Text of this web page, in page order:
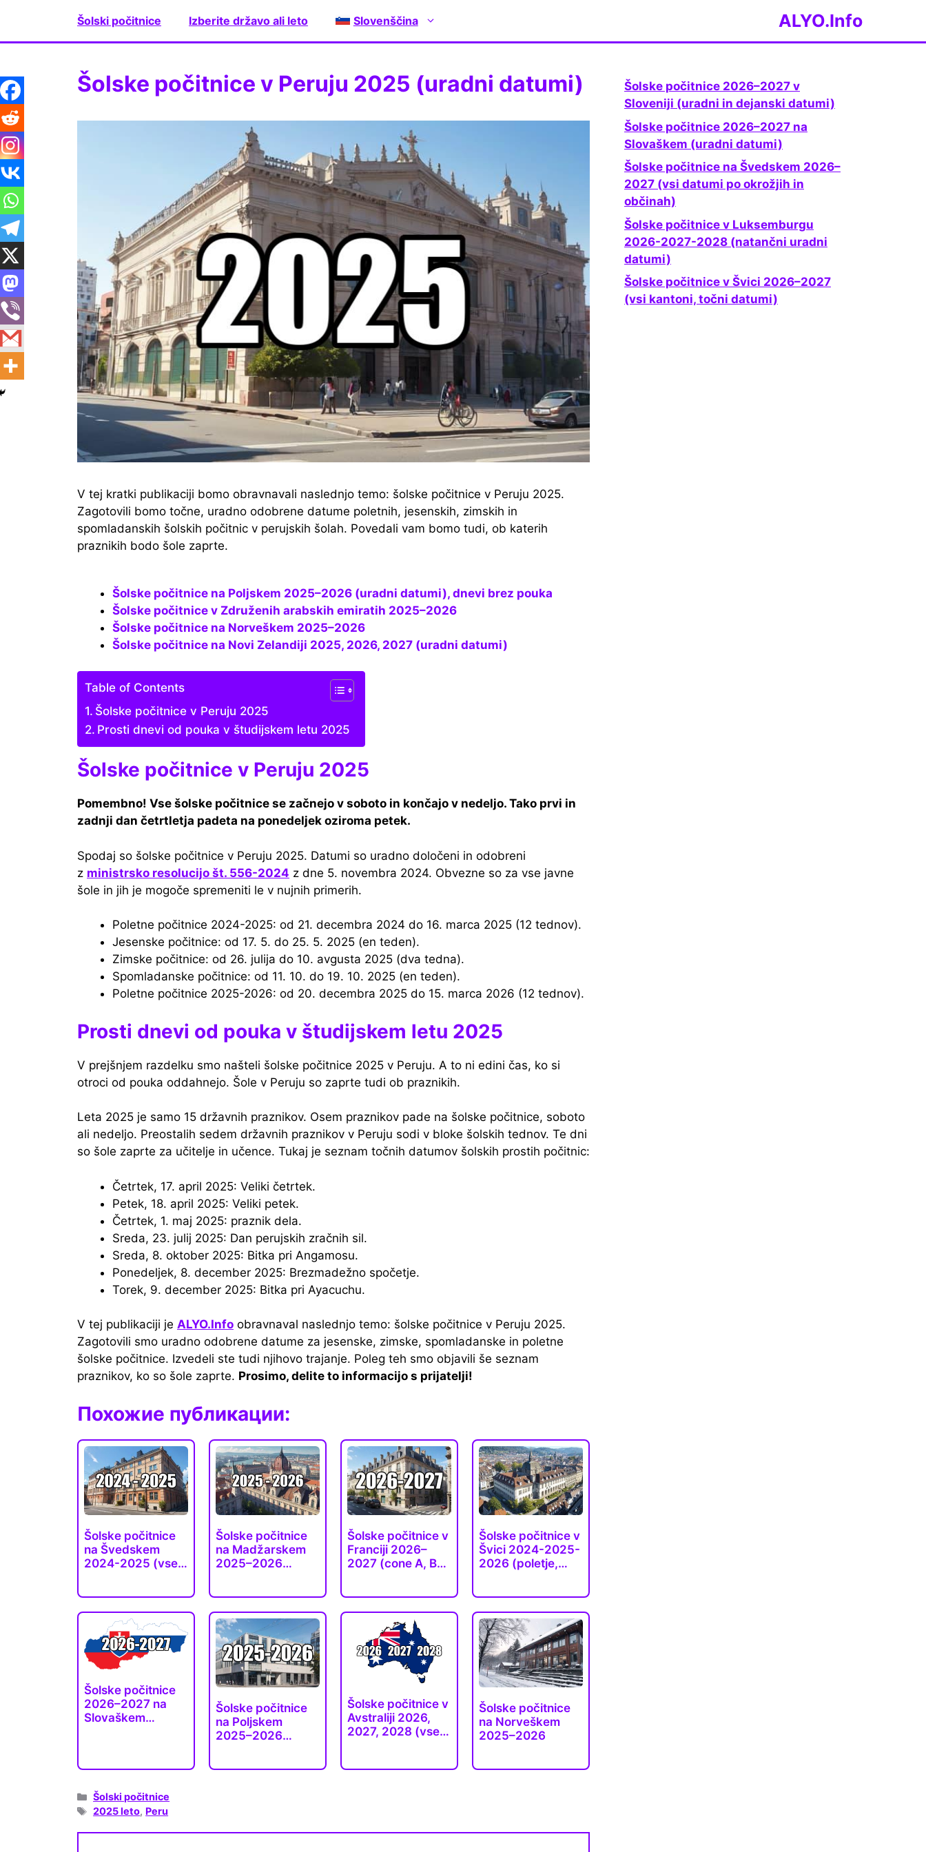
content
ALYO.Info
Šolski počitnice Izberite državo ali leto Slovenščina
Šolske počitnice v Peruju 2025 (uradni datumi)
V tej kratki publikaciji bomo obravnavali naslednjo temo: šolske počitnice v Peruju 2025.
Zagotovili bomo točne, uradno odobrene datume poletnih, jesenskih, zimskih in
spomladanskih šolskih počitnic v perujskih šolah. Povedali vam bomo tudi, ob katerih
praznikih bodo šole zaprte.
Šolske počitnice na Poljskem 2025–2026 (uradni datumi), dnevi brez pouka
Šolske počitnice v Združenih arabskih emiratih 2025–2026
Šolske počitnice na Norveškem 2025–2026
Šolske počitnice na Novi Zelandiji 2025, 2026, 2027 (uradni datumi)
Table of Contents
Šolske počitnice v Peruju 2025
Prosti dnevi od pouka v študijskem letu 2025
Šolske počitnice v Peruju 2025
Pomembno! Vse šolske počitnice se začnejo v soboto in končajo v nedeljo. Tako prvi in ​​
zadnji dan četrtletja padeta na ponedeljek oziroma petek.
Spodaj so šolske počitnice v Peruju 2025. Datumi so uradno določeni in odobreni
z ministrsko resolucijo št. 556-2024 z dne 5. novembra 2024. Obvezne so za vse javne
šole in jih je mogoče spremeniti le v nujnih primerih.
Poletne počitnice 2024-2025: od 21. decembra 2024 do 16. marca 2025 (12 tednov).
Jesenske počitnice: od 17. 5. do 25. 5. 2025 (en teden).
Zimske počitnice: od 26. julija do 10. avgusta 2025 (dva tedna).
Spomladanske počitnice: od 11. 10. do 19. 10. 2025 (en teden).
Poletne počitnice 2025-2026: od 20. decembra 2025 do 15. marca 2026 (12 tednov).
Prosti dnevi od pouka v študijskem letu 2025
V prejšnjem razdelku smo našteli šolske počitnice 2025 v Peruju. A to ni edini čas, ko si
otroci od pouka oddahnejo. Šole v Peruju so zaprte tudi ob praznikih.
Leta 2025 je samo 15 državnih praznikov. Osem praznikov pade na šolske počitnice, soboto
ali nedeljo. Preostalih sedem državnih praznikov v Peruju sodi v bloke šolskih tednov. Te dni
so šole zaprte za učitelje in učence. Tukaj je seznam točnih datumov šolskih prostih počitnic:
Četrtek, 17. april 2025: Veliki četrtek.
Petek, 18. april 2025: Veliki petek.
Četrtek, 1. maj 2025: praznik dela.
Sreda, 23. julij 2025: Dan perujskih zračnih sil.
Sreda, 8. oktober 2025: Bitka pri Angamosu.
Ponedeljek, 8. december 2025: Brezmadežno spočetje.
Torek, 9. december 2025: Bitka pri Ayacuchu.
V tej publikaciji je ALYO.Info obravnaval naslednjo temo: šolske počitnice v Peruju 2025.
Zagotovili smo uradno odobrene datume za jesenske, zimske, spomladanske in poletne
šolske počitnice. Izvedeli ste tudi njihovo trajanje. Poleg teh smo objavili še seznam
praznikov, ko so šole zaprte. Prosimo, delite to informacijo s prijatelji!
Похожие публикации:
Šolske počitnice
na Švedskem
2024-2025 (vse
Šolske počitnice
na Madžarskem
2025–2026
Šolske počitnice v
Franciji 2026–
2027 (cone A, B
Šolske počitnice v
Švici 2024-2025-
2026 (poletje,…
Šolske počitnice
2026–2027 na
Slovaškem
Šolske počitnice
na Poljskem
2025–2026
Šolske počitnice v
Avstraliji 2026,
2027, 2028 (vse…
Šolske počitnice
na Norveškem
2025–2026
Categories
Šolski počitnice
Tags
2025 leto, Peru
Šolske počitnice 2026–2027 v
Sloveniji (uradni in dejanski datumi)
Šolske počitnice 2026–2027 na
Slovaškem (uradni datumi)
Šolske počitnice na Švedskem 2026–
2027 (vsi datumi po okrožjih in
občinah)
Šolske počitnice v Luksemburgu
2026-2027-2028 (natančni uradni
datumi)
Šolske počitnice v Švici 2026–2027
(vsi kantoni, točni datumi)